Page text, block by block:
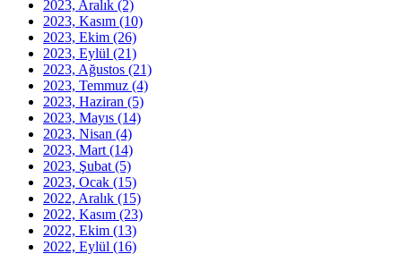
2023, Aralık (2)
2023, Kasım (10)
2023, Ekim (26)
2023, Eylül (21)
2023, Ağustos (21)
2023, Temmuz (4)
2023, Haziran (5)
2023, Mayıs (14)
2023, Nisan (4)
2023, Mart (14)
2023, Şubat (5)
2023, Ocak (15)
2022, Aralık (15)
2022, Kasım (23)
2022, Ekim (13)
2022, Eylül (16)